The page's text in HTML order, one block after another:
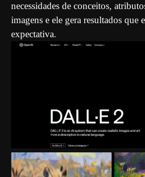
necessidades de conceitos,
imagens e ele gera resultados que
expectativa.